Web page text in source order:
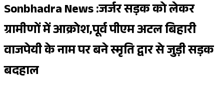
Sonbhadra News :जर्जर सड़क को लेकर
ग्रामीणों में आक्रोश,पूर्व पीएम अटल बिहारी
वाजपेयी के नाम पर बने स्मृति द्वार से जुड़ी सड़क
बदहाल